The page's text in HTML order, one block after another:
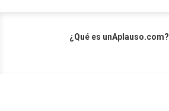
¿Qué es unAplauso.com?